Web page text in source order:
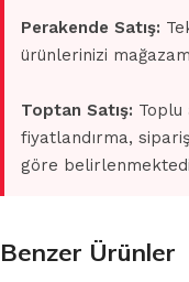
Perakende Satış:
ürünlerinizi
Toptan Satış: Toplu
fiyatlandırma,
göre
Benzer Ürünler